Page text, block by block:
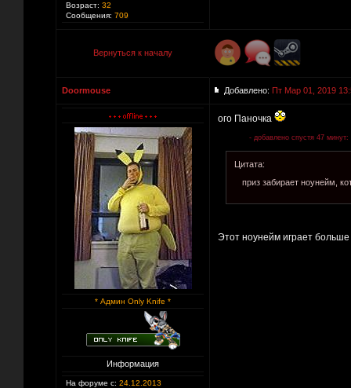
Возраст: 32
Сообщения: 709
Вернуться к началу
Doormouse Добавлено: Пт Мар 01, 2019
* Админ Only Knife *
Информация
На форуме с: 24.12.2013
ого Паночка
- добавлено спустя 47 минут:
Цитата:
приз забирает ноунейм,
Этот ноунейм играет больше